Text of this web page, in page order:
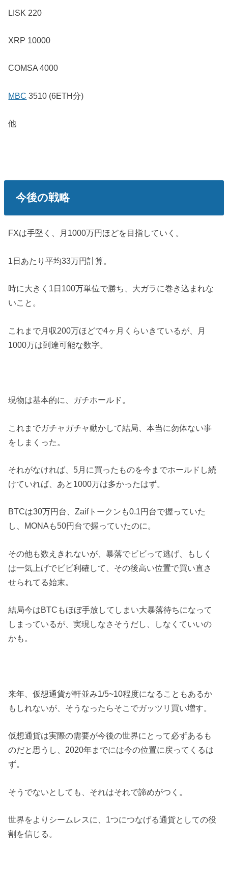
LISK 220
XRP 10000
COMSA 4000
MBC 3510 (6ETH分)
他
今後の戦略
FXは手堅く、月1000万円ほどを目指していく。
1日あたり平均33万円計算。
時に大きく1日100万単位で勝ち、大ガラに巻き込まれな
いこと。
これまで月収200万ほどで4ヶ月くらいきているが、月
1000万は到達可能な数字。
現物は基本的に、ガチホールド。
これまでガチャガチャ動かして結局、本当に勿体ない事
をしまくった。
それがなければ、5月に買ったものを今までホールドし続
けていれば、あと1000万は多かったはず。
BTCは30万円台、Zaifトークンも0.1円台で握っていた
し、MONAも50円台で握っていたのに。
その他も数えきれないが、暴落でビビって逃げ、もしく
は一気上げでビビ利確して、その後高い位置で買い直さ
せられてる始末。
結局今はBTCもほぼ手放してしまい大暴落待ちになって
しまっているが、実現しなさそうだし、しなくていいの
かも。
来年、仮想通貨が軒並み1/5~10程度になることもあるか
もしれないが、そうなったらそこでガッツリ買い増す。
仮想通貨は実際の需要が今後の世界にとって必ずあるも
のだと思うし、2020年までには今の位置に戻ってくるは
ず。
そうでないとしても、それはそれで諦めがつく。
世界をよりシームレスに、1つにつなげる通貨としての役
割を信じる。